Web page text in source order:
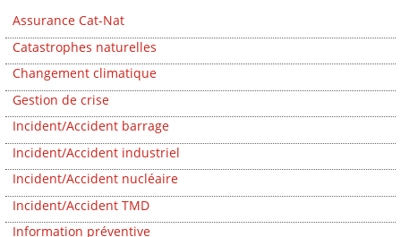
Assurance Cat-Nat
Catastrophes naturelles
Changement climatique
Gestion de crise
Incident/Accident barrage
Incident/Accident industriel
Incident/Accident nucléaire
Incident/Accident TMD
Information préventive